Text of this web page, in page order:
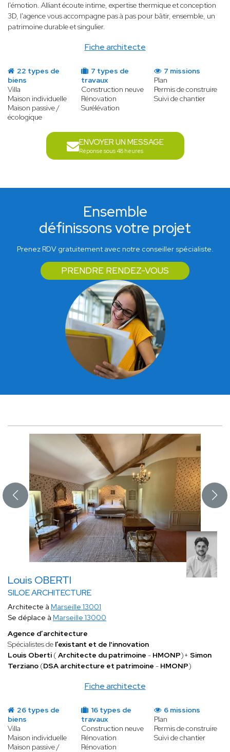
Fiche architecte
l'émotion. Alliant écoute intime, expertise thermique et conception
3D, l'agence vous accompagne pas à pas pour bâtir, ensemble, un
patrimoine durable et singulier.
22 types de
biens
Villa
Maison individuelle
Maison passive /
écologique
7 types de
travaux
Construction neuve
Rénovation
Surélévation
7 missions
Plan
Permis de construire
Suivi de chantier
ENVOYER UN MESSAGE
Réponse sous 48 heures
Ensemble
définissons votre projet
Prenez RDV gratuitement avec notre conseiller spécialiste.
PRENDRE RENDEZ-VOUS
Louis OBERTI
SILOE ARCHITECTURE
Fiche architecte
Architecte à Marseille 13001
Se déplace à Marseille 13000
Agence d’architecture
Spécialistes de l’existant et de l'innovation
Louis Oberti ( Architecte du patrimoine - HMONP)+ Simon
Terziano (DSA architecture et patrimoine - HMONP)
26 types de
biens
Villa
Maison individuelle
Maison passive /
16 types de
travaux
Construction neuve
Rénovation
Rénovation
6 missions
Plan
Permis de construire
Suivi de chantier